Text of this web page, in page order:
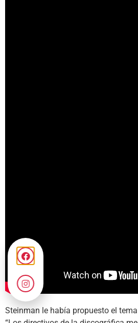
Steinman le había propuesto el